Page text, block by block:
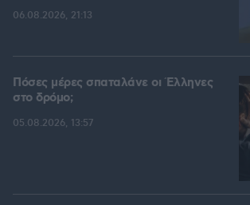
06.08.2026, 21:13
Πόσες μέρες σπαταλάνε οι Έλληνες
στο δρόμο;
05.08.2026, 13:57